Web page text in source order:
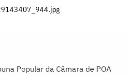
Popular da Câmara de POA